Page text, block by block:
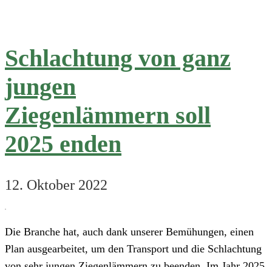
aufrecht
eingefangen
Schlachtung von ganz
jungen
Ziegenlämmern soll
2025 enden
12. Oktober 2022
Die Branche hat, auch dank unserer Bemühungen, einen
Plan ausgearbeitet, um den Transport und die Schlachtung